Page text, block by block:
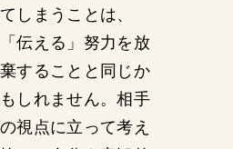
てしまうことは、
「伝える」努力を放
棄することと同じか
もしれません。相手
の視点に立って考え